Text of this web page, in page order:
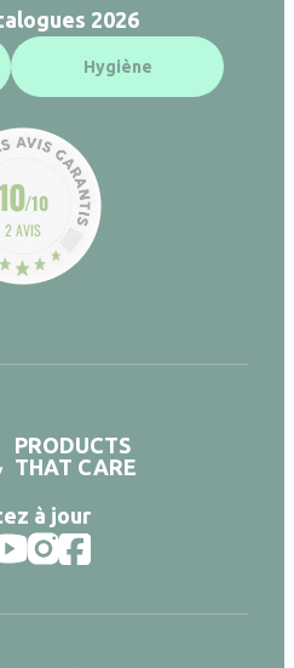
2026
Hygiène
/10
2 AVIS
PRODUCTS
THAT CARE
à jour